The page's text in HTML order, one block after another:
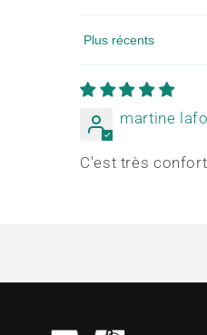
Sort by
martine
C'est très